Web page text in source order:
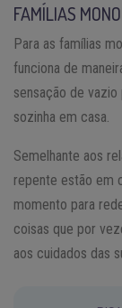
FAMÍLIAS
Para as famílias
funciona de
sensação de
sozinha em casa.
Semelhante aos
repente estão em
momento para
coisas que por
aos cuidados das